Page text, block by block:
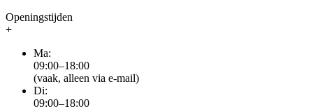
Openingstijden
+
Ma:
09:00–18:00
(vaak, alleen via e-mail)
Di:
09:00–18:00